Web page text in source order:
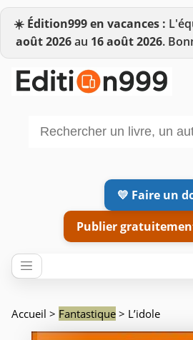
☀️ Édition999 en vacances :
août 2026au 16 août 2026.
💛 Faire un
Publier
Accueil > Fantastique > L’idole